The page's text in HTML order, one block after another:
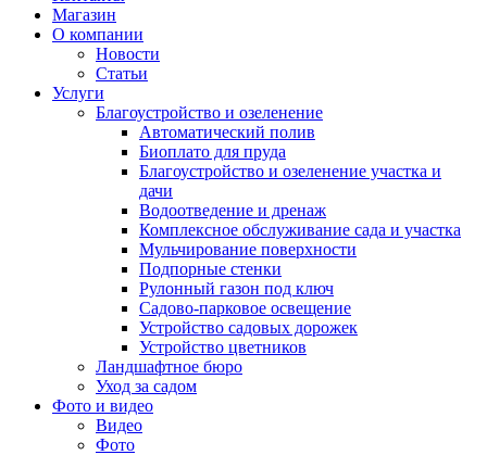
Магазин
О компании
Новости
Статьи
Услуги
Благоустройство и озеленение
Автоматический полив
Биоплато для пруда
Благоустройство и озеленение участка и
дачи
Водоотведение и дренаж
Комплексное обслуживание сада и участка
Мульчирование поверхности
Подпорные стенки
Рулонный газон под ключ
Садово-парковое освещение
Устройство садовых дорожек
Устройство цветников
Ландшафтное бюро
Уход за садом
Фото и видео
Видео
Фото